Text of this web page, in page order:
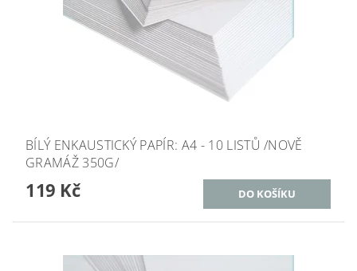
BÍLÝ ENKAUSTICKÝ PAPÍR: A4 - 10 LISTŮ /NOVĚ
GRAMÁŽ 350G/
119 Kč